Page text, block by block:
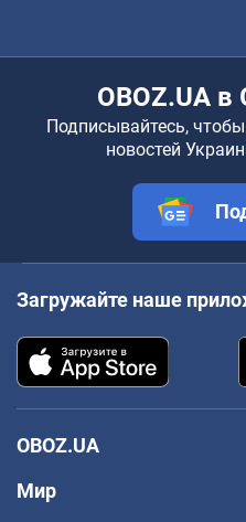
OBOZ.UA в
Подписывайтесь,
новостей
Загружайте наше
OBOZ.UA
Мир